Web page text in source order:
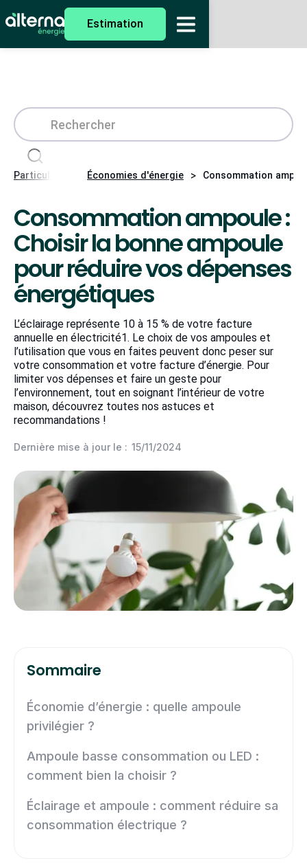
Estimation
Particuliers Économies d'énergie > Consommation
Consommation ampoule :
Choisir la bonne ampoule
pour réduire vos dépenses
énergétiques
L’éclairage représente 10 à 15 % de votre facture
annuelle en électricité1. Le choix de vos ampoules et
l’utilisation que vous en faites peuvent donc peser sur
votre consommation et votre facture d’énergie. Pour
limiter vos dépenses et faire un geste pour
l’environnement, tout en soignant l’intérieur de votre
maison, découvrez toutes nos astuces et
recommandations !
Dernière mise à jour le : 15/11/2024
Sommaire
Économie d’énergie : quelle ampoule
privilégier ?
Ampoule basse consommation ou LED :
comment bien la choisir ?
Éclairage et ampoule : comment réduire sa
consommation électrique ?